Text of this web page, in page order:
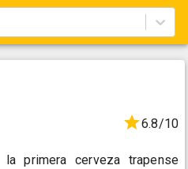
6.8/10
la primera cerveza trapense